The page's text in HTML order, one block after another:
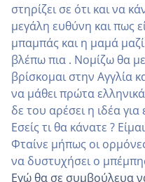
στηρίζει σε ότι και να
μεγάλη ευθύνη και πως
μπαμπάς και η μαμά
βλέπω πια . Νομίζω θα
βρίσκομαι στην Αγγλία
να μάθει πρώτα ελληνικά
δε του αρέσει η ιδέα για
Εσείς τι θα κάνατε ?
Φταίνε μήπως οι
να δυστυχήσει ο
Εγώ θα σε συμβούλευα